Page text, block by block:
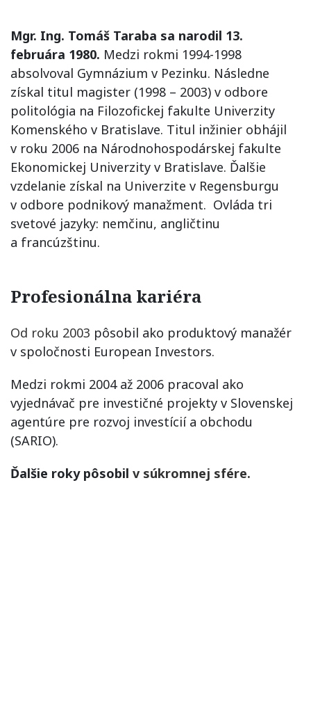
Mgr. Ing. Tomáš Taraba sa narodil 13.
februára 1980. Medzi rokmi 1994-1998
absolvoval Gymnázium v Pezinku. Následne
získal titul magister (1998 – 2003) v odbore
politológia na Filozofickej fakulte Univerzity
Komenského v Bratislave. Titul inžinier obhájil
v roku 2006 na Národnohospodárskej fakulte
Ekonomickej Univerzity v Bratislave. Ďalšie
vzdelanie získal na Univerzite v Regensburgu
v odbore podnikový manažment. Ovláda tri
svetové jazyky: nemčinu, angličtinu
a francúzštinu.
Profesionálna kariéra
Od roku 2003 pôsobil ako produktový manažér
v spoločnosti European Investors.
Medzi rokmi 2004 až 2006 pracoval ako
vyjednávač pre investičné projekty v Slovenskej
agentúre pre rozvoj investícií a obchodu
(SARIO).
Ďalšie roky pôsobil v súkromnej sfére.